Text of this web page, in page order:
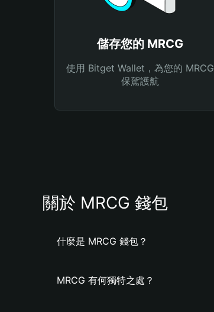
儲存您的 MRCG
使用 Bitget Wallet，為您的 MRCG
保駕護航
關於 MRCG 錢包
什麼是 MRCG 錢包？
MRCG 有何獨特之處？